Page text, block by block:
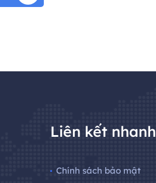
Liên kết nhanh
Chính sách bảo mật